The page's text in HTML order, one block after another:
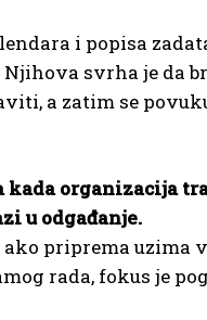
i popisa
svrha je da
a zatim se
kada organizacija
u odgađanje.
priprema uzima
rada, fokus je